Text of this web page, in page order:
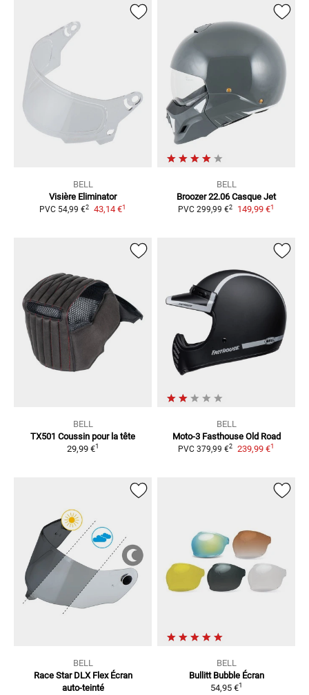
BELL
Visière Eliminator
PVC 54,99 €2 43,14 €1
BELL
Broozer 22.06 Casque Jet
PVC 299,99 €2 149,99 €1
BELL
TX501 Coussin pour la tête
29,99 €1
BELL
Moto-3 Fasthouse Old Road
PVC 379,99 €2 239,99 €1
BELL
Race Star DLX Flex Écran
auto-teinté
BELL
Bullitt Bubble Écran
54,95 €1